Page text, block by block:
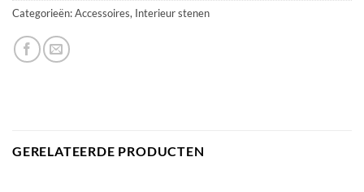
Categorieën:Accessoires, Interieur stenen
GERELATEERDE PRODUCTEN